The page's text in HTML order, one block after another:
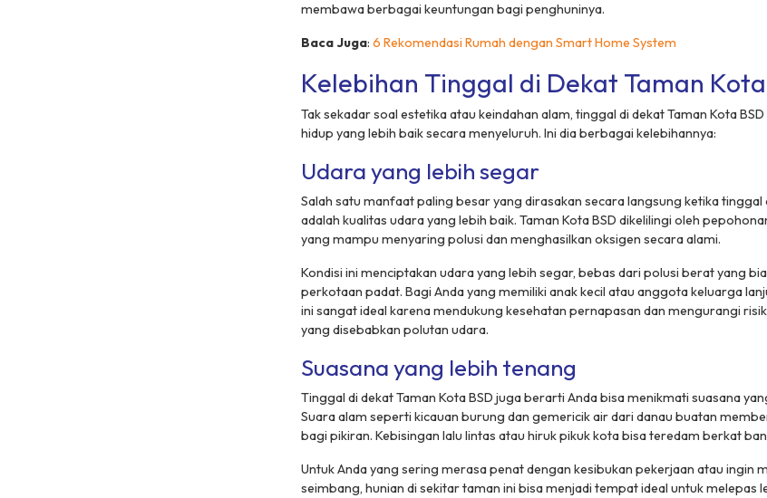
membawa berbagai keuntungan bagi penghuninya.
Baca Juga: 6 Rekomendasi Rumah dengan Smart Home System
Kelebihan Tinggal di Dekat Taman Kota
Tak sekadar soal estetika atau keindahan alam, tinggal di dekat Taman Kota
hidup yang lebih baik secara menyeluruh. Ini dia berbagai kelebihannya:
Udara yang lebih segar
Salah satu manfaat paling besar yang dirasakan secara langsung ketika
adalah kualitas udara yang lebih baik. Taman Kota BSD dikelilingi oleh
yang mampu menyaring polusi dan menghasilkan oksigen secara alami.
Kondisi ini menciptakan udara yang lebih segar, bebas dari polusi berat yang
perkotaan padat. Bagi Anda yang memiliki anak kecil atau anggota keluarga
ini sangat ideal karena mendukung kesehatan pernapasan dan mengurangi
yang disebabkan polutan udara.
Suasana yang lebih tenang
Tinggal di dekat Taman Kota BSD juga berarti Anda bisa menikmati suasana
Suara alam seperti kicauan burung dan gemericik air dari danau buatan
bagi pikiran. Kebisingan lalu lintas atau hiruk pikuk kota bisa teredam berkat
Untuk Anda yang sering merasa penat dengan kesibukan pekerjaan atau ingin
seimbang, hunian di sekitar taman ini bisa menjadi tempat ideal untuk melepas